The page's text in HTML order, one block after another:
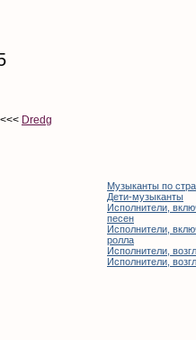
<<< Dredg
Музыканты по
Дети-музыканты
Исполнители,
песен
Исполнители,
ролла
Исполнители,
Исполнители,